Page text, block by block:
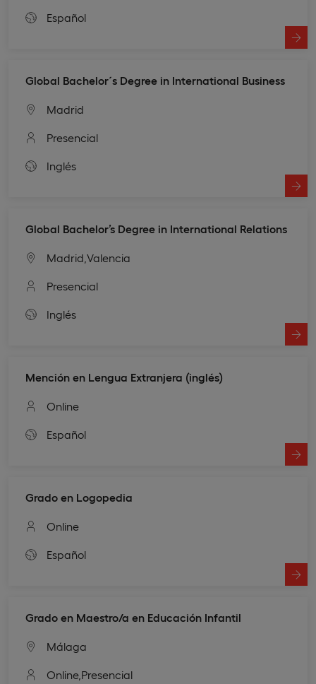
Español
Global Bachelor´s Degree in International Business
Madrid
Presencial
Inglés
Global Bachelor’s Degree in International Relations
Madrid, Valencia
Presencial
Inglés
Mención en Lengua Extranjera (inglés)
Online
Español
Grado en Logopedia
Online
Español
Grado en Maestro/a en Educación Infantil
Málaga
Online, Presencial